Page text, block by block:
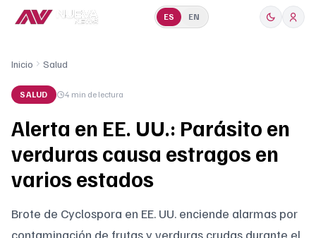
ES EN
Inicio Salud
SALUD 4 min de lectura
Alerta en EE. UU.: Parásito en
verduras causa estragos en
varios estados
Brote de Cyclospora en EE. UU. enciende alarmas por
contaminación de frutas y verduras crudas durante el